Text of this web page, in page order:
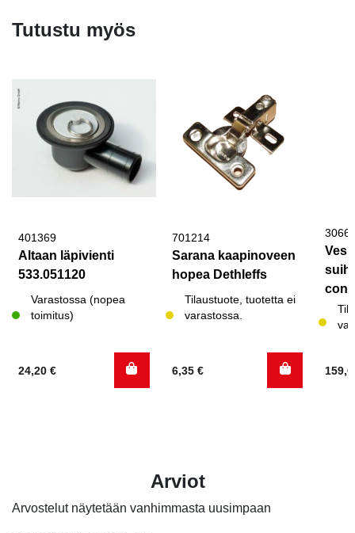
Tutustu myös
401369
Altaan läpivienti
533.051120
Varastossa (nopea
toimitus)
24,20 €
701214
Sarana kaapinoveen
hopea Dethleffs
Tilaustuote, tuotetta ei
varastossa.
6,35 €
Arviot
Arvostelut näytetään vanhimmasta uusimpaan